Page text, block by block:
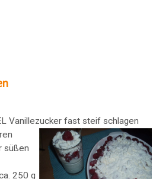
Vanillezucker fast steif schlagen
süßen
250 g